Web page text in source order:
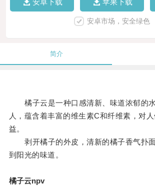
安卓下载 苹果下载
安卓市场，安全绿色
简介
橘子云是一种口感清新、味道浓郁的
人，蕴含着丰富的维生素C和纤维素，对
益。
剥开橘子的外皮，清新的橘子香气扑
到阳光的味道。
橘子云npv